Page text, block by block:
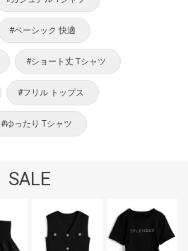
#ベーシック 快適
#ショート丈 Tシャツ
#フリル トップス
#ゆったり Tシャツ
SALE